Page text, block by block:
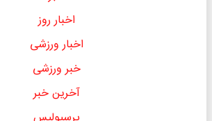
اخبار روز
اخبار ورزشی
خبر ورزشی
آخرین خبر